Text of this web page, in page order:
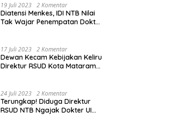
19 Juli 2023 2 Komentar
Diatensi Menkes, IDI NTB Nilai
Tak Wajar Penempatan Dokter
17 Juli 2023 2 Komentar
Dewan Kecam Kebijakan Keliru
Direktur RSUD Kota Mataram
24 Juli 2023 2 Komentar
Terungkap! Diduga Direktur
RSUD NTB Ngajak Dokter UI